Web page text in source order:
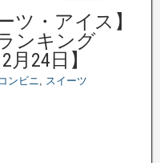
ツ・アイス】
ンキング
月24日】
コンビニ, スイーツ